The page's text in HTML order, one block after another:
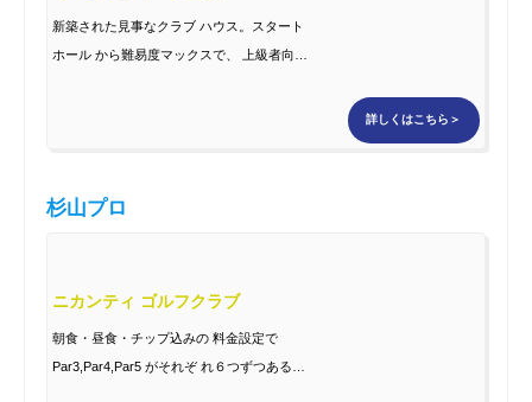
新築された見事なクラブ ハウス。スタート
ホール から難易度マックスで、 上級者向け
詳しくはこちら＞
杉山プロ
ニカンティ ゴルフクラブ
朝食・昼食・チップ込みの 料金設定で
Par3,Par4,Par5 がそれぞ れ６つずつある。